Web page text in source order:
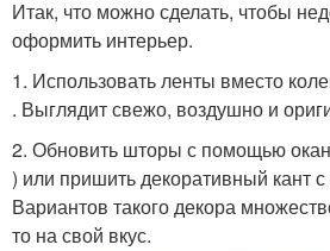
Итак, что можно сделать, чтобы
оформить интерьер.
1. Использовать ленты вместо
. Выглядит свежо, воздушно и
2. Обновить шторы с помощью
) или пришить декоративный кант
Вариантов такого декора
то на свой вкус.